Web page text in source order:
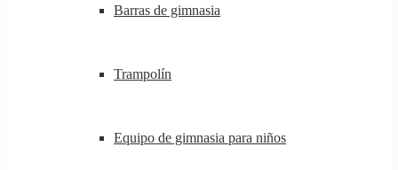
Barras de gimnasia
Trampolín
Equipo de gimnasia para niños